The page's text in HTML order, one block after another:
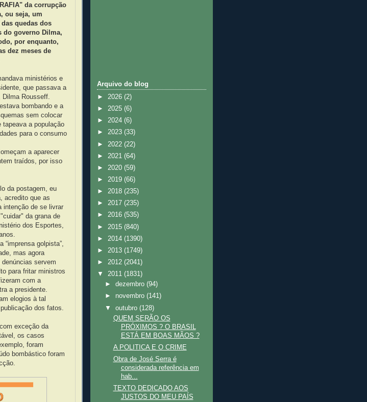
da corrupção
ou seja, um
quedas dos
do governo Dilma,
por enquanto,
dez meses de
ministérios e
que passava a
Rousseff.
bombando e a
sem colocar
a população
para o consumo
a aparecer
traídos, por isso
da postagem, eu
acredito que as
intenção de se livrar
da grana de
dos Esportes,
“imprensa golpista”,
mas agora
servem
para fritar ministros
com a
a presidente.
elogios à tal
dos fatos.
exceção da
os casos
foram
bombástico foram
Arquivo do blog
► 2026 (2)
► 2025 (6)
► 2024 (6)
► 2023 (33)
► 2022 (22)
► 2021 (64)
► 2020 (59)
► 2019 (66)
► 2018 (235)
► 2017 (235)
► 2016 (535)
► 2015 (840)
► 2014 (1390)
► 2013 (1749)
► 2012 (2041)
▼ 2011 (1831)
►dezembro(94)
► novembro(141)
▼outubro(128)
QUEM SERÃO OS
PRÓXIMOS ? O BRASIL
ESTÁ EM BOAS MÃOS ?
A POLITICA E O CRIME
Obra de José Serra é
considerada referência em
hab...
TEXTO DEDICADO AOS
JUSTOS DO MEU PAÍS